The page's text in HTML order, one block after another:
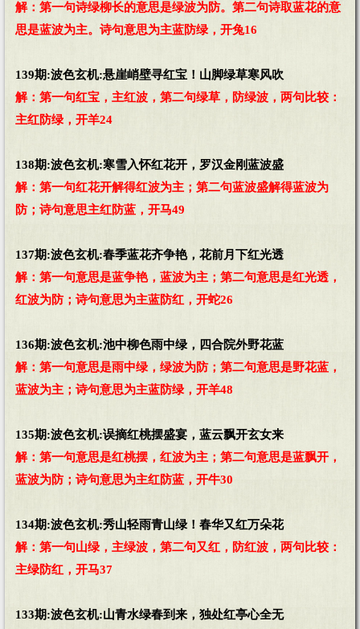
解：第一句诗绿柳长的意思是绿波为防。第二句诗取蓝花的意
思是蓝波为主。诗句意思为主蓝防绿，开兔16
139期:波色玄机:悬崖峭壁寻红宝！山脚绿草寒风吹
解：第一句红宝，主红波，第二句绿草，防绿波，两句比较：
主红防绿，开羊24
138期:波色玄机:寒雪入怀红花开，罗汉金刚蓝波盛
解：第一句红花开解得红波为主；第二句蓝波盛解得蓝波为
防；诗句意思主红防蓝，开马49
137期:波色玄机:春季蓝花齐争艳，花前月下红光透
解：第一句意思是蓝争艳，蓝波为主；第二句意思是红光透，
红波为防；诗句意思为主蓝防红，开蛇26
136期:波色玄机:池中柳色雨中绿，四合院外野花蓝
解：第一句意思是雨中绿，绿波为防；第二句意思是野花蓝，
蓝波为主；诗句意思为主蓝防绿，开羊48
135期:波色玄机:误摘红桃摆盛宴，蓝云飘开玄女来
解：第一句意思是红桃摆，红波为主；第二句意思是蓝飘开，
蓝波为防；诗句意思为主红防蓝，开牛30
134期:波色玄机:秀山轻雨青山绿！春华又红万朵花
解：第一句山绿，主绿波，第二句又红，防红波，两句比较：
主绿防红，开马37
133期:波色玄机:山青水绿春到来，独处红亭心全无